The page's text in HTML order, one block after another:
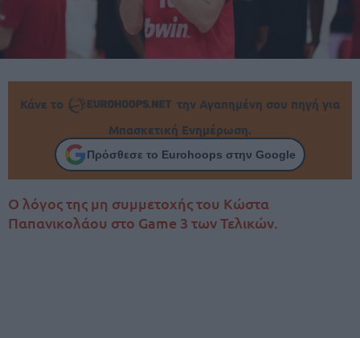
Κάνε το
την Αγαπημένη σου πηγή για
Μπασκετική Ενημέρωση.
Πρόσθεσε το Eurohoops στην Google
Ο λόγος της μη συμμετοχής του Κώστα
Παπανικολάου στο Game 3 των Τελικών.